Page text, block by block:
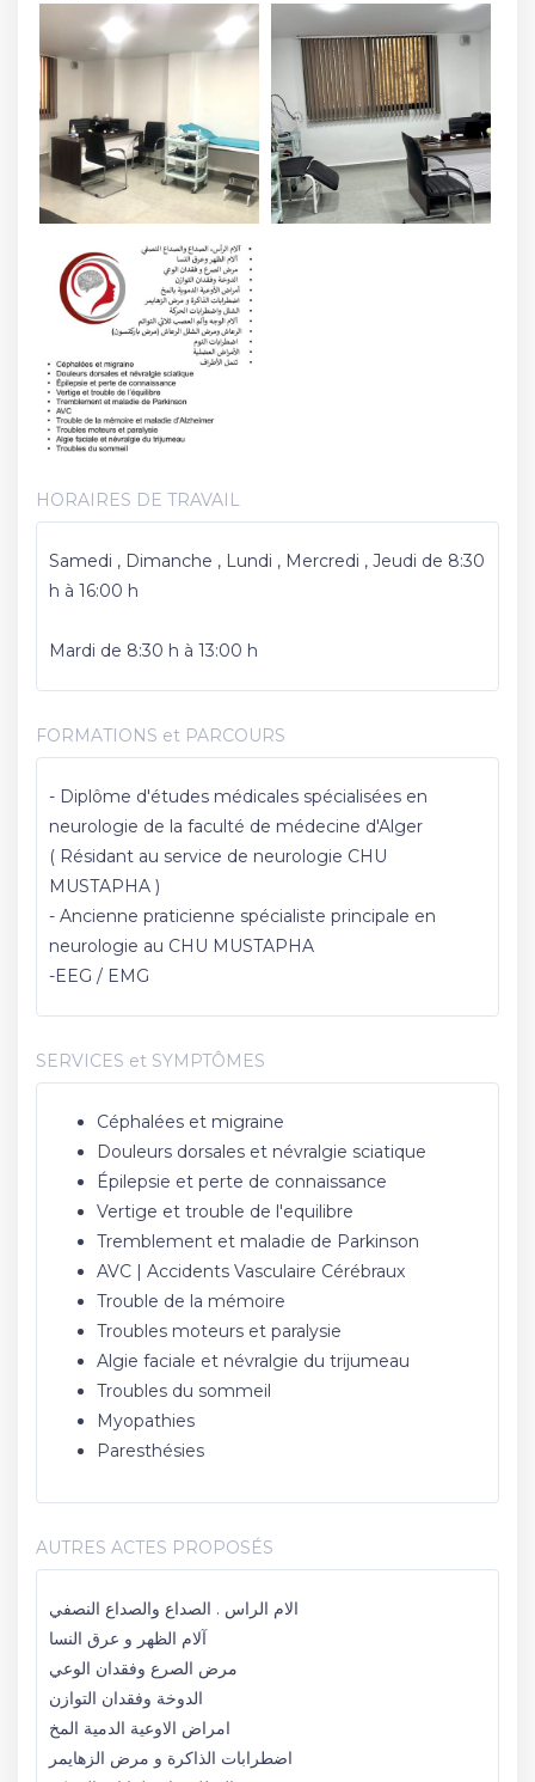
HORAIRES DE TRAVAIL
Samedi , Dimanche , Lundi , Mercredi , Jeudi de 8:30
h à 16:00 h
Mardi de 8:30 h à 13:00 h
FORMATIONS et PARCOURS
- Diplôme d'études médicales spécialisées en
neurologie de la faculté de médecine d'Alger
( Résidant au service de neurologie CHU
MUSTAPHA )
- Ancienne praticienne spécialiste principale en
neurologie au CHU MUSTAPHA
-EEG / EMG
SERVICES et SYMPTÔMES
Céphalées et migraine
Douleurs dorsales et névralgie sciatique
Épilepsie et perte de connaissance
Vertige et trouble de l'equilibre
Tremblement et maladie de Parkinson
AVC | Accidents Vasculaire Cérébraux
Trouble de la mémoire
Troubles moteurs et paralysie
Algie faciale et névralgie du trijumeau
Troubles du sommeil
Myopathies
Paresthésies
AUTRES ACTES PROPOSÉS
الام الراس . الصداع والصداع النصفي
آلام الظهر و عرق النسا
مرض الصرع وفقدان الوعي
الدوخة وفقدان التوازن
امراض الاوعية الدمية المخ
اضطرابات الذاكرة و مرض الزهايمر